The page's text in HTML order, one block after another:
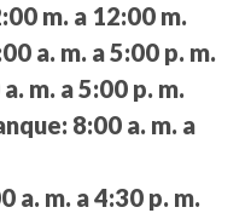
m. a 12:00 m.
a. m. a 5:00 p. m.
m. a 5:00 p. m.
8:00 a. m. a
a. m. a 4:30 p. m.